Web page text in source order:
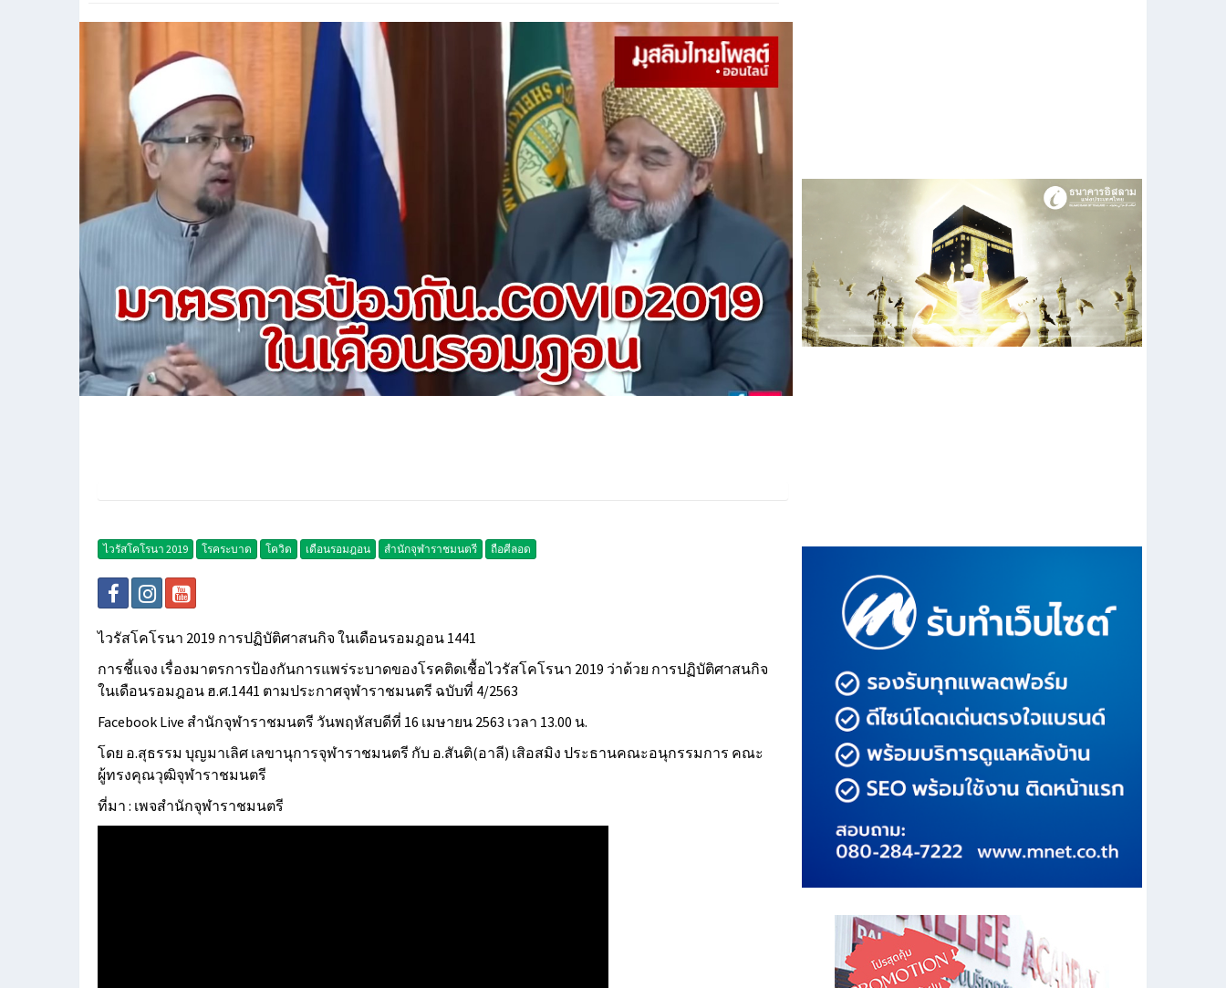
ไวรัสโคโรนา 2019 โรคระบาด โควิด เดือนรอมฎอน สำนักจุฬาราชมนตรี ถือศีลอด
ไวรัสโคโรนา 2019 การปฏิบัติศาสนกิจ ในเดือนรอมฎอน 1441
การชี้แจง เรื่องมาตรการป้องกันการแพร่ระบาดของโรคติดเชื้อไวรัสโคโรนา 2019 ว่าด้วย การปฏิบัติศาสนกิจ
ในเดือนรอมฎอน ฮ.ศ.1441 ตามประกาศจุฬาราชมนตรี ฉบับที่ 4/2563
Facebook Live สำนักจุฬาราชมนตรี วันพฤหัสบดีที่ 16 เมษายน 2563 เวลา 13.00 น.
โดย อ.สุธรรม บุญมาเลิศ เลขานุการจุฬาราชมนตรี กับ อ.สันติ(อาลี) เสิอสมิง ประธานคณะอนุกรรมการ คณะ
ผู้ทรงคุณวุฒิจุฬาราชมนตรี
ที่มา : เพจสำนักจุฬาราชมนตรี